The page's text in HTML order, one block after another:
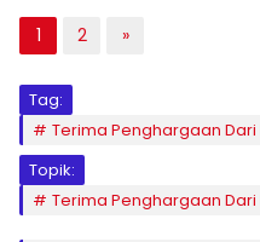
1 2 »
Tag:
Terima Penghargaan Dari
Topik:
Terima Penghargaan Dari